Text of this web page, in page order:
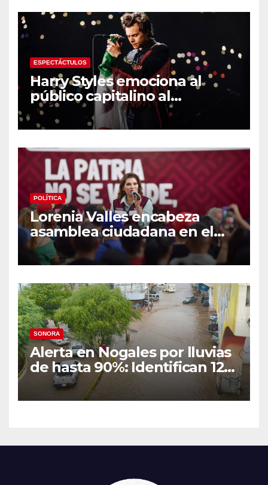
Centroamericanos
ESPECTÁCTULOS
Harry Styles emociona al
público capitalino al
interpretar “Cielito Lindo” en
su tercer concierto en la
POLÍTICA
Lorenia Valles encabeza
asamblea ciudadana en el
Parque Laura Alicia Frías de
Hermosillo
SONORA
Alerta en Nogales por lluvias
de hasta 90%: Identifican 12
vialidades con alto riesgo de
arroyos e inundaciones